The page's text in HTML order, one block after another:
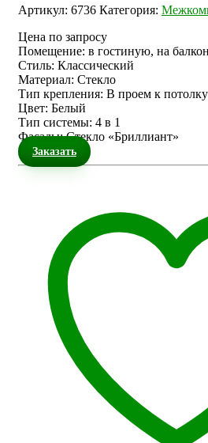
Артикул: 6736 Категория:
Цена по запросу
Помещение: в гостиную, на балкон
Стиль: Классический
Материал: Стекло
Тип крепления: В проем к потолку
Цвет: Белый
Тип системы: 4 в 1
Фасады:Стекло «Бриллиант»
Заказать